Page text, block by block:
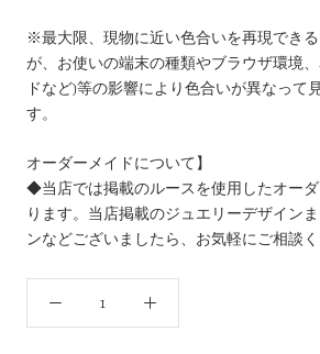
※最大限、現物に近い色合いを再現でき
が、お使いの端末の種類やブラウザ環境
ドなど)等の影響により色合いが異なって
す。
オーダーメイドについて】
◆当店では掲載のルースを使用したオー
ります。当店掲載のジュエリーデザイン
ンなどございましたら、お気軽にご相談く